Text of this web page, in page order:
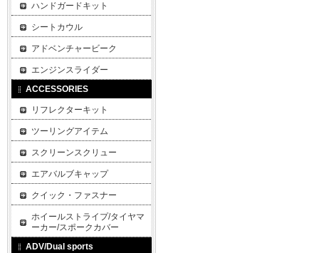
ハンドガードキット
シートカウル
アドベンチャービーク
エンジンスライダー
ACCESSORIES
リフレクターキット
ツーリングアイテム
スクリーンスクリュー
エアバルブキャップ
クイック・ファスナー
ホイールストライプ/タイヤマ
ーカー/スポークカバー
ADV/Dual sports